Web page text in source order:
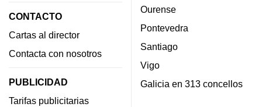
CONTACTO
Cartas al director
Contacta con nosotros
PUBLICIDAD
Tarifas publicitarias
Ourense
Pontevedra
Santiago
Vigo
Galicia en 313 concellos